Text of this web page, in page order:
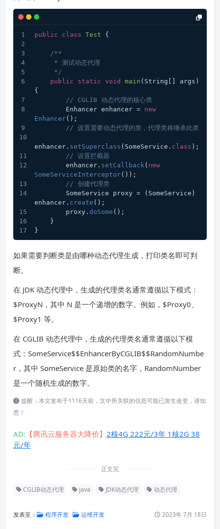
public class Test {
/**
     * 测试动态代理
     */
public
static void main (String[] args)
{
// CGLIB 动态代理的核心类
        Enhancer enhancer =
new
Enhancer();
// 设置需要动态代理的类，代理类将继承此类
enhancer. setSuperclass (SomeService. class );
// 设置拦截器
        enhancer.
setCallback( new
SomeServiceInterceptor());
// 创建代理类
enhancer. create ();
        proxy.
doSome ();
    }
}
如果需要判断类是由哪种动态代理生成，打印类名即可判
断。
在 JDK 动态代理中，生成的代理类名通常遵循以下模式：
$ProxyN，其中 N 是一个递增的数字。例如，$Proxy0、
$Proxy1 等。
在 CGLIB 动态代理中，生成的代理类名通常遵循以下模
式：SomeService$$EnhancerByCGLIB$$RandomNumbe
r，其中 SomeService 是原始类的名字，RandomNumber
是一个随机生成的数字。
提醒：本文发布于1116天前，文中所关联的信息可能已发生改变，请知
悉！
AD: 【腾讯云服务器大降价】 2核4G 222元/3年 1核2G 38
元/年
正文完
CGLIB动态代理 java JDK动态代理 动态代理
发表至： 程序开发 运维开发 2023年 7月 18日